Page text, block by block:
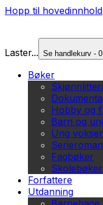
Hopp til hovedinnhold
Laster... Se handlekurv -
Bøker
Hobby og
Barn og
Ung
Fagbøker
Skolebøker
Forfattere
Utdanning